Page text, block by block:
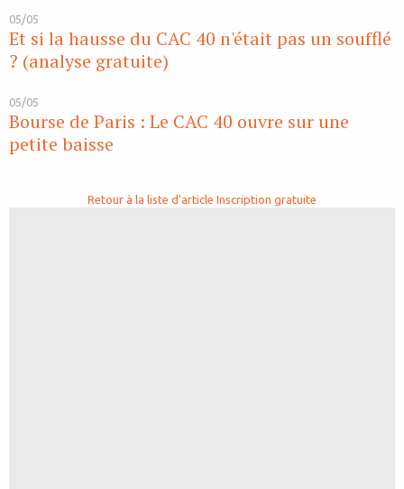
05/05
Et si la hausse du CAC 40 n'était pas un soufflé
? (analyse gratuite)
05/05
Bourse de Paris : Le CAC 40 ouvre sur une
petite baisse
Retour à la liste d'article Inscription gratuite